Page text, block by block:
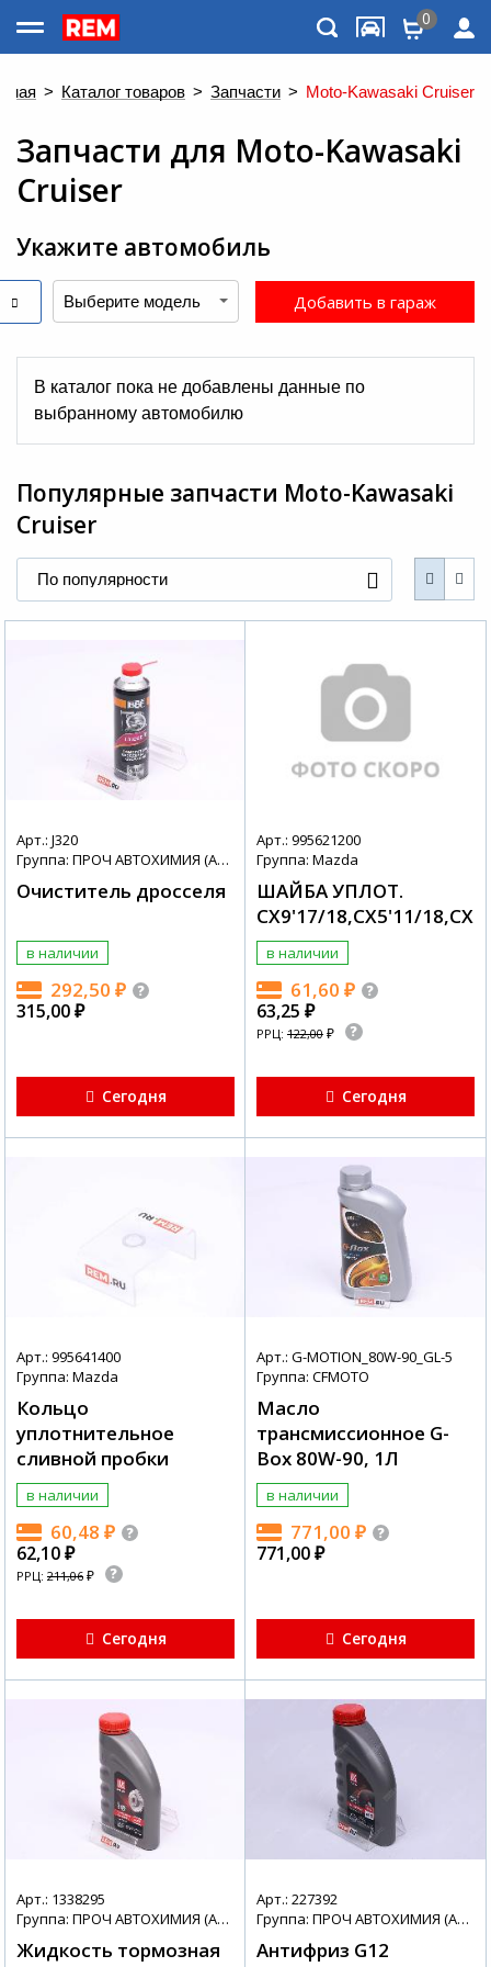
Каталог товаров
+7 (495) 025-03-03
0
> Каталог товаров > Запчасти > Moto-Kawasaki Cruiser
Запчасти для Moto-Kawasaki
Cruiser
Укажите автомобиль
Добавить в гараж
В каталог пока не добавлены данные по
выбранному автомобилю
Популярные запчасти Moto-Kawasaki
Cruiser
По популярности
Арт.: J320
Группа: ПРОЧ АВТОХИМИЯ (АВТОХИМИЯ + МАСЛА)
Очиститель дросселя
в наличии
292,50 ₽
315,00₽
Сегодня
Арт.: 995621200
Группа: Mazda
ШАЙБА УПЛОТ.
CX9'17/18,CX5'11/
в наличии
61,60 ₽
63,25 ₽
РРЦ: 122,00 ₽
Сегодня
Арт.: 995641400
Группа: Mazda
Кольцо
уплотнительное
сливной пробки
в наличии
60,48 ₽
62,10₽
РРЦ: 211,06 ₽
Сегодня
Арт.: G-MOTION_80W-90_GL-5
Группа: CFMOTO
Масло
трансмиссионное G-
Box 80W-90, 1Л
в наличии
771,00 ₽
771,00₽
Сегодня
Арт.: 1338295
Группа: ПРОЧ АВТОХИМИЯ (АВТОХИМИЯ + МАСЛА)
Жидкость тормозная
Арт.: 227392
Группа: ПРОЧ АВТОХИМИЯ (АВТОХИМИЯ + МАСЛА)
Антифриз G12